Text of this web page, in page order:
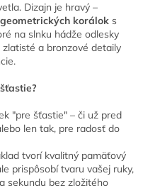
Dizajn je hravý –
korálok s
na slnku hádže odlesky
a bronzové detaily
"pre šťastie" – či už pred
len tak, pre radosť do
tvorí kvalitný pamäťový
prispôsobí tvaru vašej ruky,
sekundu bez zložitého